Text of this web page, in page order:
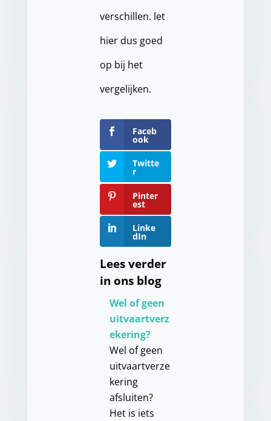
verschillen. let
hier dus goed
op bij het
vergelijken.
Faceb
ook
Twitte
r
Pinter
est
Linke
dIn
Lees verder
in ons blog
Wel of geen
uitvaartverz
ekering?
Wel of geen
uitvaartverze
kering
afsluiten?
Het is iets